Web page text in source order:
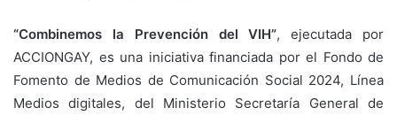
“Combinemos la Prevención del VIH”, ejecutada por
ACCIONGAY, es una iniciativa financiada por el Fondo de
Fomento de Medios de Comunicación Social 2024, Línea
Medios digitales, del Ministerio Secretaría General de